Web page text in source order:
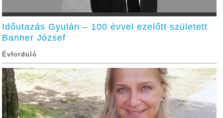
Időutazás Gyulán – 100 évvel ezelőtt született
Banner József
Évforduló